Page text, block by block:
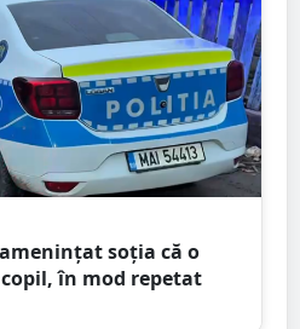
soția că o
în mod repetat